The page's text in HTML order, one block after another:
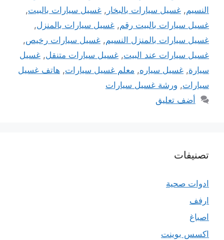
النسيم, غسيل سيارات بالبخار , غسيل سيارات بالبيت,
غسيل سيارات بالبيت رقم, غسيل سيارات بالمنزل,
غسيل سيارات بالمنزل النسيم, غسيل سيارات رخيص,
غسيل سيارات عند البيت, غسيل سيارات متنقل, غسيل
سيارة, غسيل سياره, معلم غسيل سيارات, هاتف غسيل
سيارات, ورشة غسيل سيارات
أضف تعليق
تصنيفات
ادوات صحية
ارفف
اصباغ
اكسس بوينت